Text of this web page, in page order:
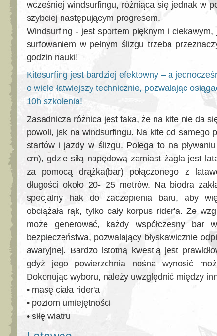
wcześniej windsurfingu, różniąca się jednak w
szybciej następującym progresem.
Windsurfing - jest sportem pięknym i
surfowaniem w pełnym ślizgu trzeba
godzin nauki!
Kitesurfing jest bardziej efektowny – a
o wiele łatwiejszy technicznie, pozwalając
10h szkolenia!
Zasadnicza różnica jest taka, że na kite nie da
powoli, jak na windsurfingu. Na kite od samego
startów i jazdy w ślizgu. Polega to na
cm), gdzie siłą napędową zamiast żagla jest
za pomocą drążka(bar) połączonego z
długości około 20- 25 metrów. Na biodra
specjalny hak do zaczepienia baru, aby
obciążała rąk, tylko cały korpus rider'a. Ze
może generować, każdy współczesny bar
bezpieczeństwa, pozwalający błyskawicznie
awaryjnej. Bardzo istotną kwestią jest
gdyż jego powierzchnia nośna wynosić
Dokonując wyboru, należy uwzględnić między
• masę ciała rider'a
• poziom umiejętności
• siłę wiatru